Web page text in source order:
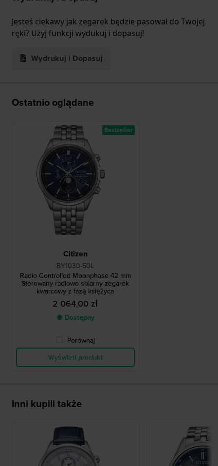
Jesteś ciekawy jak zegarek będzie pasował do Twojej
ręki? Użyj funkcji wydukuj i dopasuj!
Wydrukuj i Dopasuj
Ostatnio oglądane
Citizen
BY1030-50L
Radio Controlled Moonphase 42 mm
Sterowany radiowo solarny zegarek
kwarcowy z fazą księżyca
2 064,00 zł
● Dostępny
Porównaj
Wyświetl produkt
Bestseller
Inni kupili także